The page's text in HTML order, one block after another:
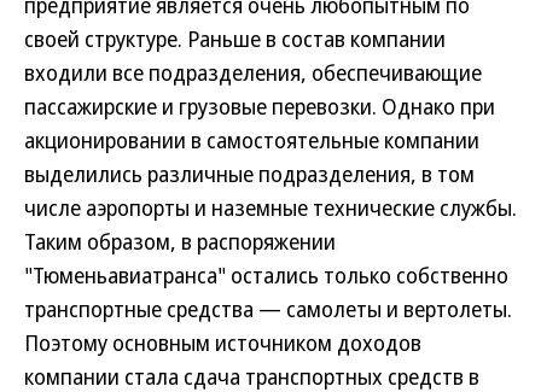
своей структуре. Раньше в состав компании
входили все подразделения, обеспечивающие
пассажирские и грузовые перевозки. Однако при
акционировании в самостоятельные компании
выделились различные подразделения, в том
числе аэропорты и наземные технические службы.
Таким образом, в распоряжении
"Тюменьавиатранса" остались только собственно
транспортные средства — самолеты и вертолеты.
Поэтому основным источником доходов
компании стала сдача транспортных средств в